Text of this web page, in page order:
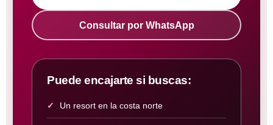
Consultar por WhatsApp
Puede encajarte si buscas:
Un resort en la costa norte